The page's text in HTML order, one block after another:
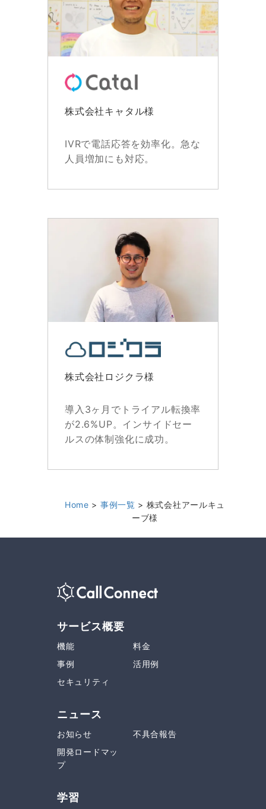
株式会社キャタル様
IVRで電話応答を効率化。急な
人員増加にも対応。
株式会社ロジクラ様
導入3ヶ月でトライアル転換率
が2.6%UP。インサイドセー
ルスの体制強化に成功。
Home 事例一覧
株式会社アールキュ
ーブ様
サービス概要
機能
料金
事例
活用例
セキュリティ
ニュース
お知らせ
不具合報告
開発ロードマッ
プ
学習